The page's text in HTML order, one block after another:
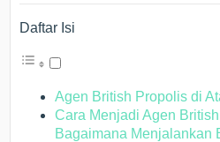
Daftar Isi
Agen British Propolis di
Cara Menjadi Agen
Bagaimana Menjalankan